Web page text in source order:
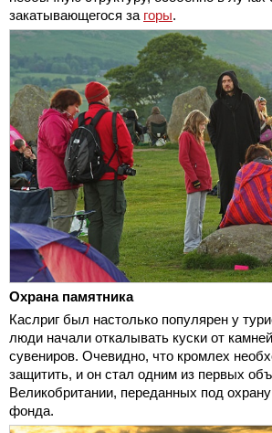
закатывающегося за горы.
Охрана памятника
Каслриг был настолько популярен у
люди начали откалывать куски от
сувениров. Очевидно, что кромлех
защитить, и он стал одним из первых
Великобритании, переданных под
фонда.